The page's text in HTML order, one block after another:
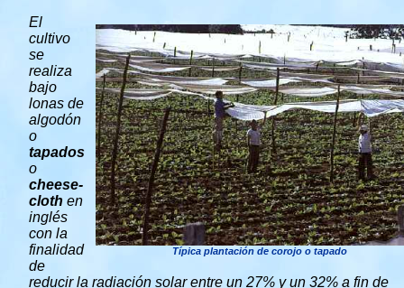
Típica plantación de corojo o tapado
El
cultivo
se
realiza
bajo
lonas de
algodón
o
tapados
o
cheese-
cloth en
inglés
con la
finalidad
de
reducir la radiación solar entre un 27% y un 32% a fin de